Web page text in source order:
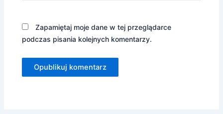
Zapamiętaj moje dane w tej przeglądarce
podczas pisania kolejnych komentarzy.